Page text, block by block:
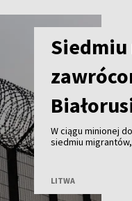
W ciągu minionej
siedmiu
LITWA